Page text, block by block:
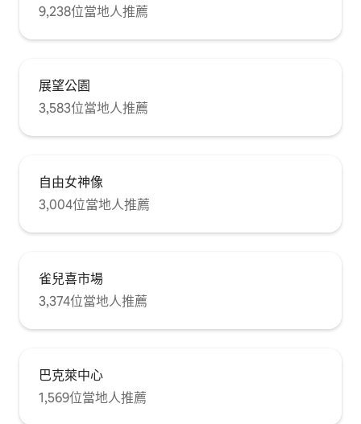
9,238位當地人推薦
展望公園
3,583位當地人推薦
自由女神像
3,004位當地人推薦
雀兒喜市場
3,374位當地人推薦
巴克萊中心
1,569位當地人推薦